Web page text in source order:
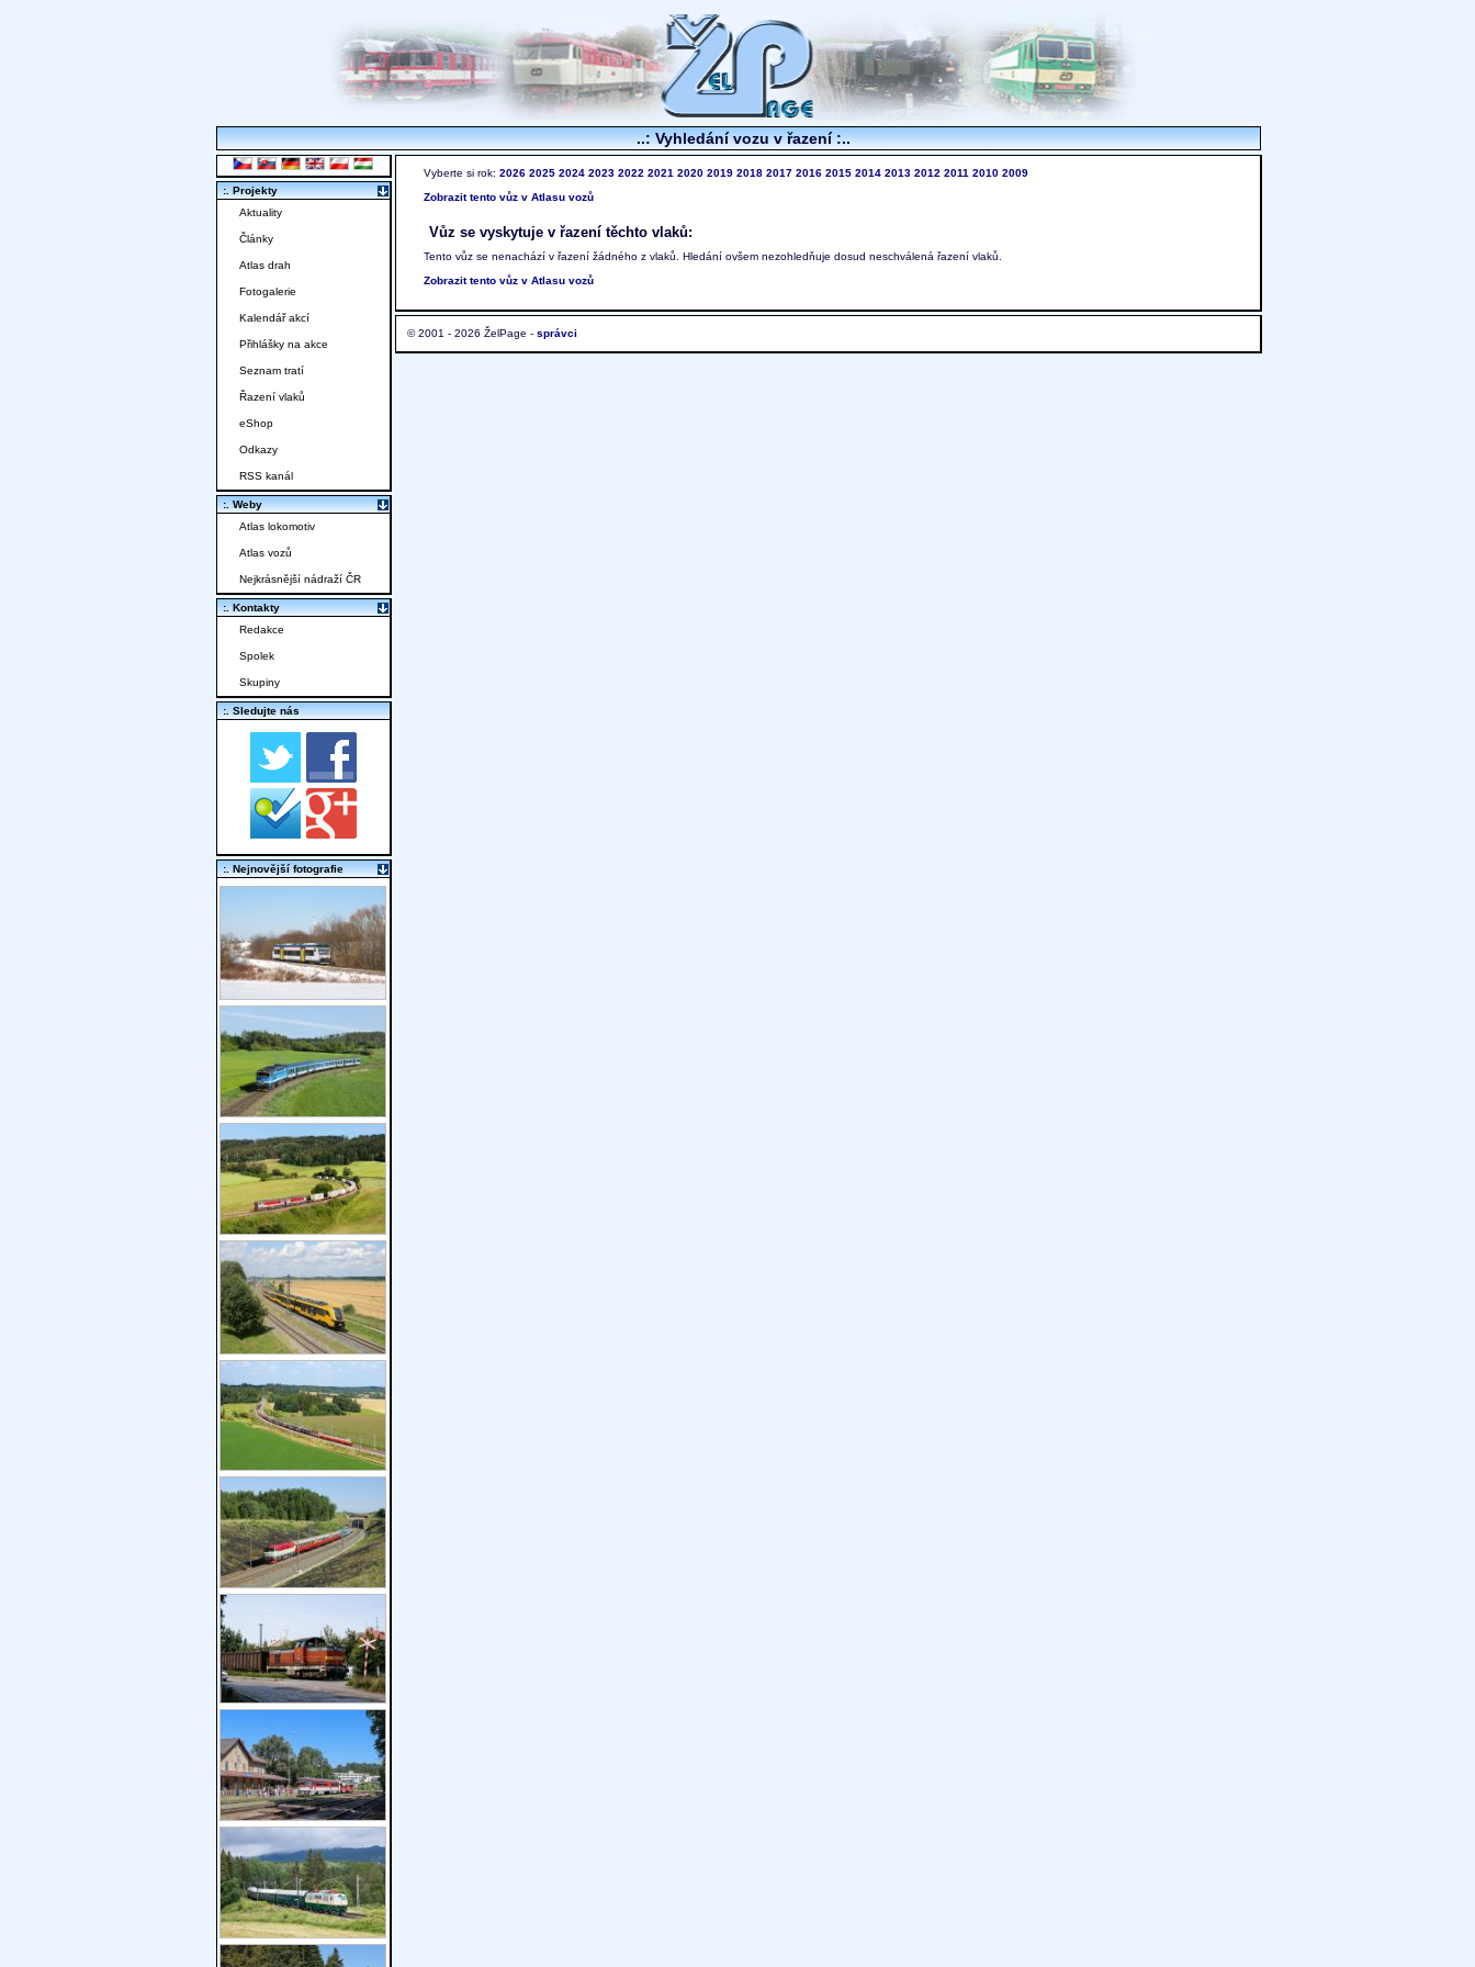
..: Vyhledání vozu v řazení :..
Vyberte si rok: 2026 2025 2024 2023 2022 2021 2020 2019 2018 2017 2016 2015 2014 2013 2012 2011 2010 2009
Zobrazit tento vůz v Atlasu vozů
Vůz se vyskytuje v řazení těchto vlaků:
Tento vůz se nenachází v řazení žádného z vlaků. Hledání ovšem nezohledňuje dosud neschválená řazení vlaků.
Zobrazit tento vůz v Atlasu vozů
© 2001 - 2026 ŽelPage - správci
:. Projekty
Aktuality
Články
Atlas drah
Fotogalerie
Kalendář akcí
Přihlášky na akce
Seznam tratí
Řazení vlaků
eShop
Odkazy
RSS kanál
:. Weby
Atlas lokomotiv
Atlas vozů
Nejkrásnější nádraží ČR
:. Kontakty
Redakce
Spolek
Skupiny
:. Sledujte nás
:. Nejnovější fotografie